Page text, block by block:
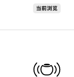
当前浏览